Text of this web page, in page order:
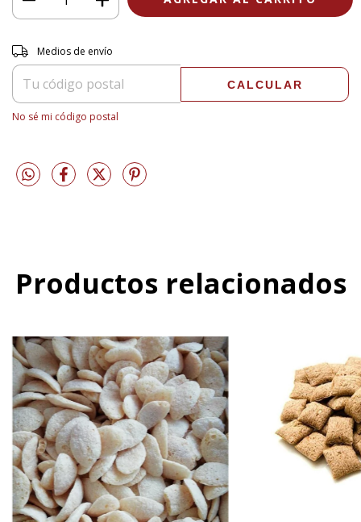
Entregas para el CP:
Medios de envío
CALCULAR
No sé mi código postal
Productos relacionados